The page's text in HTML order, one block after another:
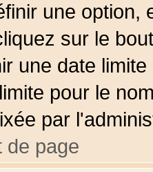
une option,
sur le
une date
pour le
par
de page